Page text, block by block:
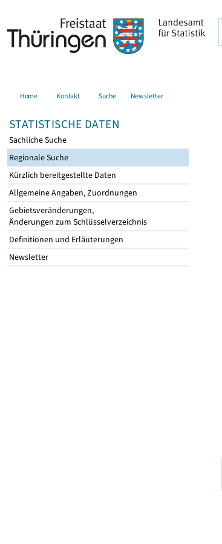
Home Kontakt Suche Newsletter
STATISTISCHE DATEN
Sachliche Suche
Regionale Suche
Kürzlich bereitgestellte Daten
Allgemeine Angaben, Zuordnungen
Gebietsveränderungen,
Änderungen zum Schlüsselverzeichnis
Definitionen und Erläuterungen
Newsletter